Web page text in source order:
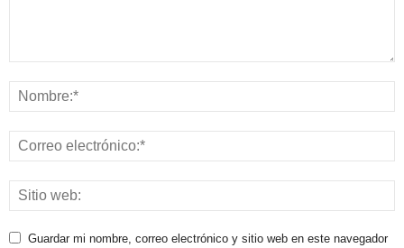
Guardar mi nombre, correo electrónico y sitio web en este navegador